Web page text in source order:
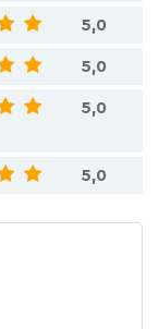
5,0
5,0
5,0
5,0